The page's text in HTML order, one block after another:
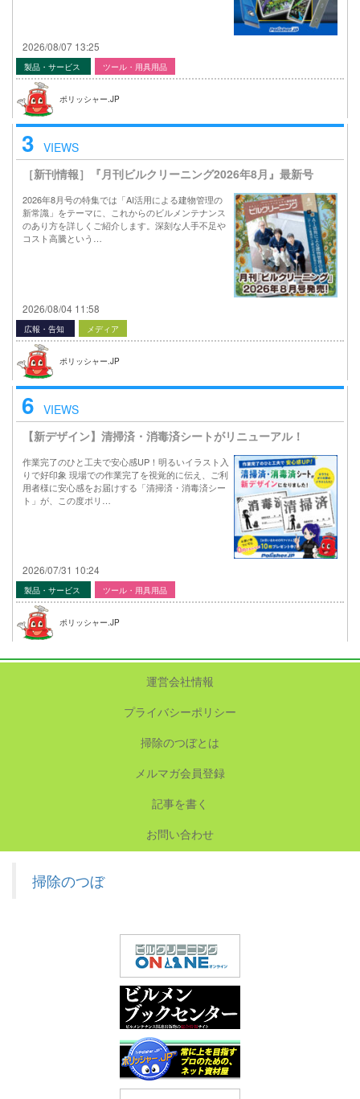
2026/08/07 13:25
製品・サービス ツール・用具用品
ポリッシャー.JP
3 VIEWS
［新刊情報］『月刊ビルクリーニング2026年8月』最新号
2026年8月号の特集では「AI活用による建物管理の
新常識」をテーマに、これからのビルメンテナンス
のあり方を詳しくご紹介します。深刻な人手不足や
コスト高騰という…
2026/08/04 11:58
広報・告知 メディア
ポリッシャー.JP
6 VIEWS
【新デザイン】清掃済・消毒済シートがリニューアル！
作業完了のひと工夫で安心感UP！明るいイラスト入
りで好印象 現場での作業完了を視覚的に伝え、ご利
用者様に安心感をお届けする「清掃済・消毒済シー
ト」が、この度ポリ…
2026/07/31 10:24
製品・サービス ツール・用具用品
ポリッシャー.JP
運営会社情報
プライバシーポリシー
掃除のつぼとは
メルマガ会員登録
記事を書く
お問い合わせ
掃除のつぼ